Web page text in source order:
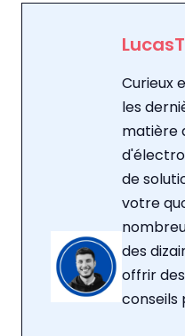
Curieux
les
matière
de
votre
des
offrir
conseils